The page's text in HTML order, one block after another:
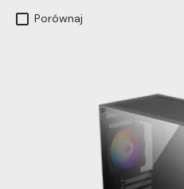
Porównaj